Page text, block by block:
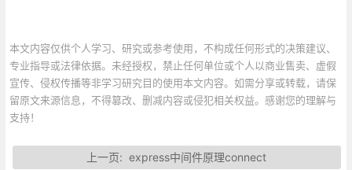
本文内容仅供个人学习、研究或参考使用，不构成任何形式的决策建议、
专业指导或法律依据。未经授权，禁止任何单位或个人以商业售卖、虚假
宣传、侵权传播等非学习研究目的使用本文内容。如需分享或转载，请保
留原文来源信息，不得篡改、删减内容或侵犯相关权益。感谢您的理解与
支持！
上一页:express中间件原理connect